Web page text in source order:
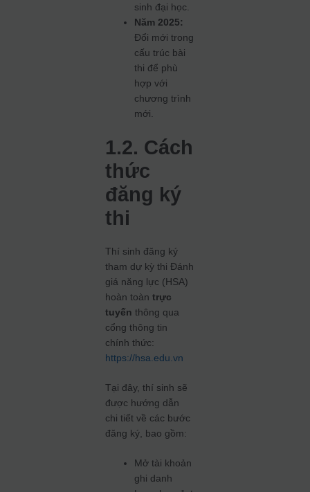
sinh đại học.
Năm 2025:
Đổi mới trong
cấu trúc bài
thi để phù
hợp với
chương trình
mới.
1.2. Cách
thức
đăng ký
thi
Thí sinh đăng ký
tham dự kỳ thi Đánh
giá năng lực (HSA)
hoàn toàntrực
tuyến thông qua
cổng thông tin
chính thức:
https://hsa.edu.vn
Tại đây, thí sinh sẽ
được hướng dẫn
chi tiết về các bước
đăng ký, bao gồm:
Mở tài khoản
ghi danh